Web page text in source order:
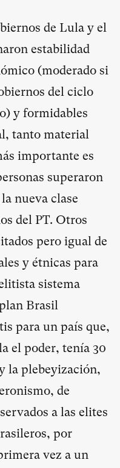
de Lula y el
estabilidad
(moderado si
del ciclo
y formidables
tanto material
importante es
superaron
nueva clase
del PT. Otros
pero igual de
y étnicas para
sistema
Brasil
para un país que,
el poder, tenía 30
la plebeyización,
de
a las elites
por
vez a un